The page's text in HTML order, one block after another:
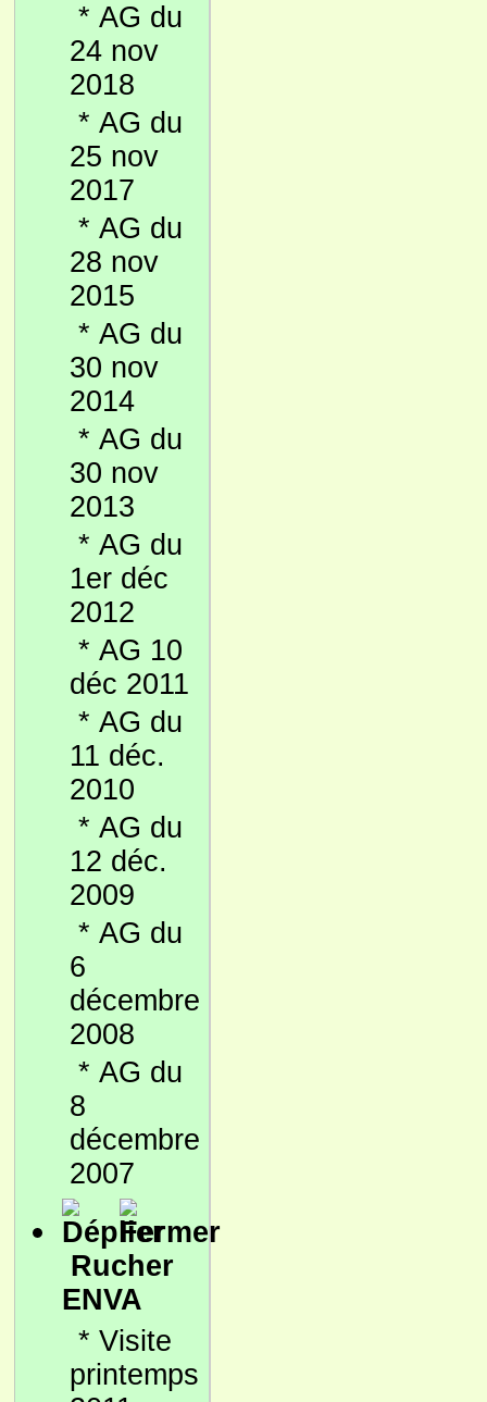
* AG du
24 nov
2018
* AG du
25 nov
2017
* AG du
28 nov
2015
* AG du
30 nov
2014
* AG du
30 nov
2013
* AG du
1er déc
2012
* AG 10
déc 2011
* AG du
11 déc.
2010
* AG du
12 déc.
2009
* AG du
6
décembre
2008
* AG du
8
décembre
2007
Rucher
ENVA
* Visite
printemps